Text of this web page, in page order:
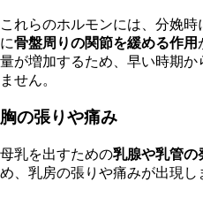
これらのホルモンには、分娩
に骨盤周りの関節を緩める作用
量が増加するため、早い時期か
ません。
胸の張りや痛み
母乳を出すための乳腺や乳管の
め、乳房の張りや痛みが出現し